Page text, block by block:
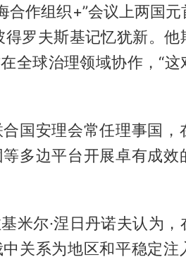
合作组织+”会议上两国
罗夫斯基记忆犹新。他
全球治理领域协作，“
国安理会常任理事国，
多边平台开展卓有成效
米尔·涅日丹诺夫认为，
关系为地区和平稳定注